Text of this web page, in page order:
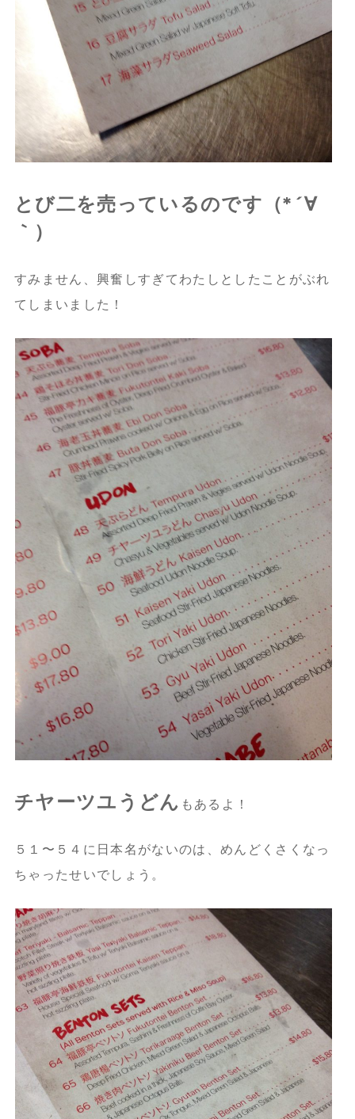
とび二を売っているのです（*´∀
｀）
すみません、興奮しすぎてわたしとしたことがぶれ
てしまいました！
チヤーツユうどん もあるよ！
５１〜５４に日本名がないのは、めんどくさくなっ
ちゃったせいでしょう。